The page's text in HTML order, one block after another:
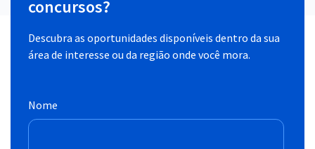
concursos?
Descubra as oportunidades disponíveis dentro da sua
área de interesse ou da região onde você mora.
Nome